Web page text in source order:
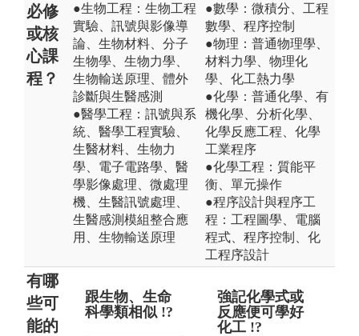
必修
或核
心課
程？
●生物工程：生物工程
實驗、訊號與影像導
論、生物材料、分子
生物學、生物力學、
生物輸送原理、體外
診斷與生醫感測
●醫學工程：訊號與系
統、醫學工程實驗、
生醫材料、生物力
學、電子電路學、醫
學影像處理、微處理
機、生醫訊號處理、
生醫感測模組整合應
用、生物輸送原理
●數學：微積分、工程
數學、程序控制
●物理：普通物理學、
材料力學、物理化
學、化工熱力學
●化學：普通化學、有
機化學、分析化學、
化學反應工程、化學
工業程序
●化學工程：質能平
衡、單元操作
●程序設計與程序工
程：工程圖學、電腦
程式、程序控制、化
工程序設計
有哪
些可
能的
跟生物、生命
科學類相似 !?
前途渺茫 !?
強記化學式或
反應便可學好
化工 !?